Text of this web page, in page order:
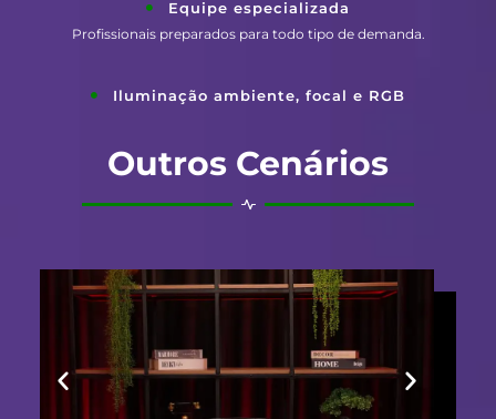
Equipe especializada
Profissionais preparados para todo tipo de demanda.
Iluminação ambiente, focal e RGB
Outros Cenários